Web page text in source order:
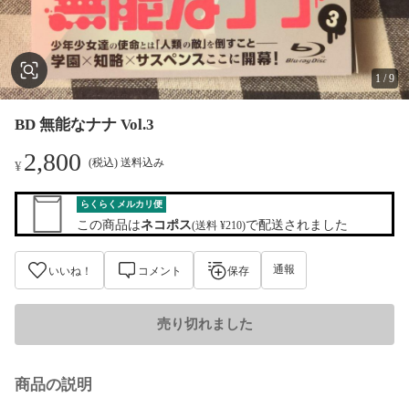
1 /9
BD 無能なナナ Vol.3
¥2,800 (税込) 送料込み
らくらくメルカリ便
この商品はネコポス(送料 ¥210)で配送されました
いいね！ コメント 保存 通報
売り切れました
商品の説明